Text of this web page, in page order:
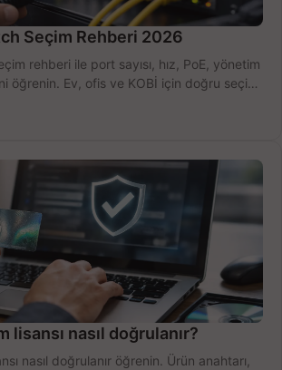
Seçim Rehberi 2026
rehberi ile port sayısı, hız, PoE, yönetim
öğrenin. Ev, ofis ve KOBİ için doğru seçimi
lisansı nasıl doğrulanır?
nasıl doğrulanır öğrenin. Ürün anahtarı,